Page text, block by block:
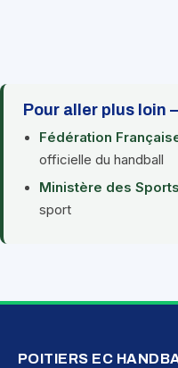
Pour aller plus loin
Fédération
officielle du handball
Ministère des Sports
sport
POITIERS EC